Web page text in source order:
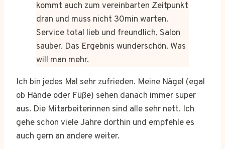
kommt auch zum vereinbarten Zeitpunkt
dran und muss nicht 30min warten.
Service total lieb und freundlich, Salon
sauber. Das Ergebnis wunderschön. Was
will man mehr.
Ich bin jedes Mal sehr zufrieden. Meine Nägel (egal
ob Hände oder Füße) sehen danach immer super
aus. Die Mitarbeiterinnen sind alle sehr nett. Ich
gehe schon viele Jahre dorthin und empfehle es
auch gern an andere weiter.